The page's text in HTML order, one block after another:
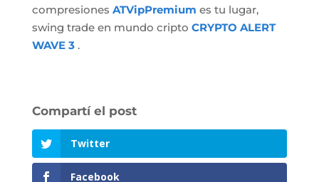
compresiones ATVipPremium es tu lugar,
swing trade en mundo cripto CRYPTO ALERT
WAVE 3 .
Twitter
Facebook